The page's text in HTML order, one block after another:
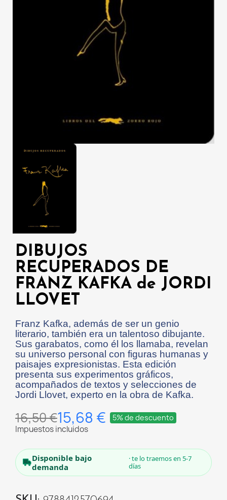
DIBUJOS
RECUPERADOS DE
FRANZ KAFKA de JORDI
LLOVET
Franz Kafka, además de ser un genio
literario, también era un talentoso dibujante.
Sus garabatos, como él los llamaba, revelan
su universo personal con figuras humanas y
paisajes expresionistas. Esta edición
presenta sus experimentos gráficos,
acompañados de textos y selecciones de
Jordi Llovet, experto en la obra de Kafka.
16,50 €15,68 € 5% de descuento
Impuestos incluidos
Disponible bajo
demanda
· te lo traemos en 5-7
días